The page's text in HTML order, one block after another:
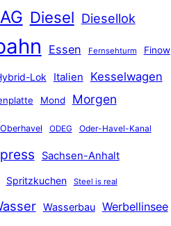
Diesel Diesellok
Essen Fernsehturm Finow
Lok Italien Kesselwagen
Mond Morgen
Oberhavel ODEG Oder-Havel-Kanal
Sachsen-Anhalt
Spritzkuchen Steel is real
Wasserbau Werbellinsee